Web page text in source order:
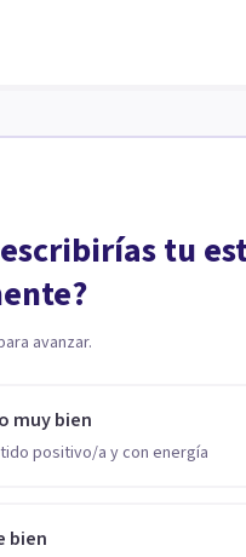
tu
avanzar.
muy bien
positivo/a y con energía
bien